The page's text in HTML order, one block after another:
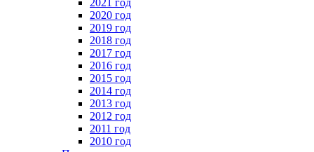
2021 год
2020 год
2019 год
2018 год
2017 год
2016 год
2015 год
2014 год
2013 год
2012 год
2011 год
2010 год